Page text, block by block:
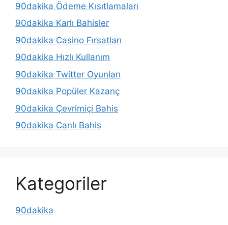
90dakika Ödeme Kısıtlamaları
90dakika Karlı Bahisler
90dakika Casino Fırsatları
90dakika Hızlı Kullanım
90dakika Twitter Oyunları
90dakika Popüler Kazanç
90dakika Çevrimiçi Bahis
90dakika Canlı Bahis
Kategoriler
90dakika